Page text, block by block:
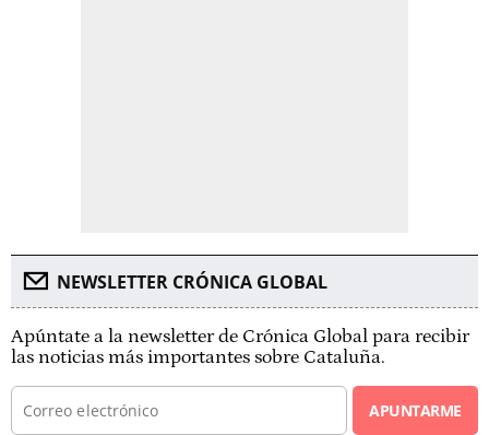
NEWSLETTER CRÓNICA GLOBAL
Apúntate a la newsletter de Crónica Global para recibir
las noticias más importantes sobre Cataluña.
APUNTARME